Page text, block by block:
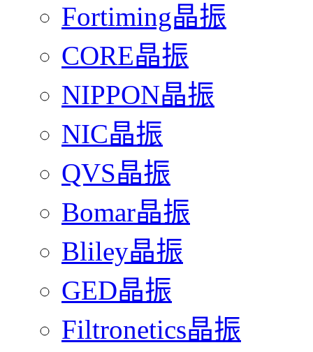
Fortiming晶振
CORE晶振
NIPPON晶振
NIC晶振
QVS晶振
Bomar晶振
Bliley晶振
GED晶振
Filtronetics晶振